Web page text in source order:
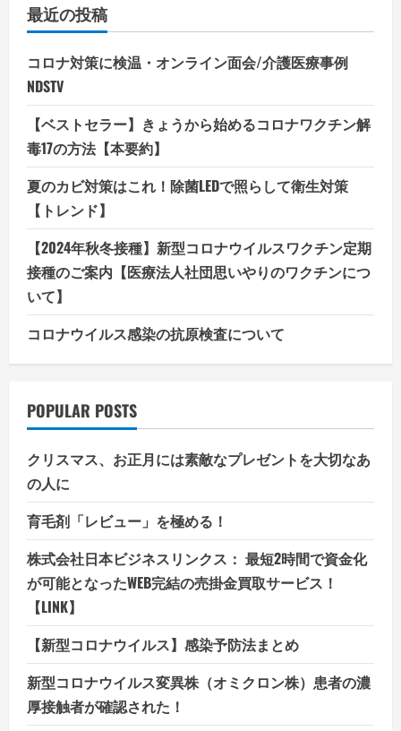
最近の投稿
コロナ対策に検温・オンライン面会/介護医療事例
NDSTV
【ベストセラー】きょうから始めるコロナワクチン解
毒17の方法【本要約】
夏のカビ対策はこれ！除菌LEDで照らして衛生対策
【トレンド】
【2024年秋冬接種】新型コロナウイルスワクチン定期
接種のご案内【医療法人社団思いやりのワクチンにつ
いて】
コロナウイルス感染の抗原検査について
POPULAR POSTS
クリスマス、お正月には素敵なプレゼントを大切なあ
の人に
育毛剤「レビュー」を極める！
株式会社日本ビジネスリンクス： 最短2時間で資金化
が可能となったWEB完結の売掛金買取サービス！
【LINK】
【新型コロナウイルス】感染予防法まとめ
新型コロナウイルス変異株（オミクロン株）患者の濃
厚接触者が確認された！